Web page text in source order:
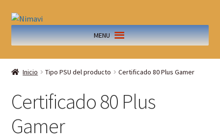
MENU
Inicio Tipo PSU del producto Certificado 80 Plus Gamer
Certificado 80 Plus
Gamer